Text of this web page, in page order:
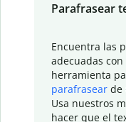
Parafrasear
Encuentra las
adecuadas con
herramienta
parafrasear de
Usa nuestros
hacer que el